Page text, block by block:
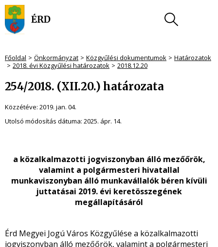
Főoldal Önkormányzat Közgyűlési dokumentumok
Határozatok
2018. évi Közgyűlési határozatok
2018.12.20
254/2018. (XII.20.) határozata
Közzétéve: 2019. jan. 04.
Utolsó módosítás dátuma: 2025. ápr. 14.
a közalkalmazotti jogviszonyban álló mezőőrök,
valamint a polgármesteri hivatallal
munkaviszonyban álló munkavállalók béren kívüli
juttatásai 2019. évi keretösszegének
megállapításáról
Érd Megyei Jogú Város Közgyűlése a közalkalmazotti
jogviszonyban álló mezőőrök, valamint a polgármesteri